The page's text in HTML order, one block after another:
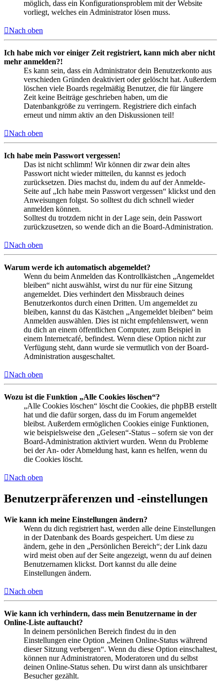
möglich, dass ein Konfigurationsproblem mit der Website
vorliegt, welches ein Administrator lösen muss.
Nach oben
Ich habe mich vor einiger Zeit registriert, kann mich aber nicht
mehr anmelden?!
Es kann sein, dass ein Administrator dein Benutzerkonto aus
verschieden Gründen deaktiviert oder gelöscht hat. Außerdem
löschen viele Boards regelmäßig Benutzer, die für längere
Zeit keine Beiträge geschrieben haben, um die
Datenbankgröße zu verringern. Registriere dich einfach
erneut und nimm aktiv an den Diskussionen teil!
Nach oben
Ich habe mein Passwort vergessen!
Das ist nicht schlimm! Wir können dir zwar dein altes
Passwort nicht wieder mitteilen, du kannst es jedoch
zurücksetzen. Dies machst du, indem du auf der Anmelde-
Seite auf „Ich habe mein Passwort vergessen“ klickst und den
Anweisungen folgst. So solltest du dich schnell wieder
anmelden können.
Solltest du trotzdem nicht in der Lage sein, dein Passwort
zurückzusetzen, so wende dich an die Board-Administration.
Nach oben
Warum werde ich automatisch abgemeldet?
Wenn du beim Anmelden das Kontrollkästchen „Angemeldet
bleiben“ nicht auswählst, wirst du nur für eine Sitzung
angemeldet. Dies verhindert den Missbrauch deines
Benutzerkontos durch einen Dritten. Um angemeldet zu
bleiben, kannst du das Kästchen „Angemeldet bleiben“ beim
Anmelden auswählen. Dies ist nicht empfehlenswert, wenn
du dich an einem öffentlichen Computer, zum Beispiel in
einem Internetcafé, befindest. Wenn diese Option nicht zur
Verfügung steht, dann wurde sie vermutlich von der Board-
Administration ausgeschaltet.
Nach oben
Wozu ist die Funktion „Alle Cookies löschen“?
„Alle Cookies löschen“ löscht die Cookies, die phpBB erstellt
hat und die dafür sorgen, dass du im Forum angemeldet
bleibst. Außerdem ermöglichen Cookies einige Funktionen,
wie beispielsweise den „Gelesen“-Status – sofern sie von der
Board-Administration aktiviert wurden. Wenn du Probleme
bei der An- oder Abmeldung hast, kann es helfen, wenn du
die Cookies löscht.
Nach oben
Benutzerpräferenzen und -einstellungen
Wie kann ich meine Einstellungen ändern?
Wenn du dich registriert hast, werden alle deine Einstellungen
in der Datenbank des Boards gespeichert. Um diese zu
ändern, gehe in den „Persönlichen Bereich“; der Link dazu
wird meist oben auf der Seite angezeigt, wenn du auf deinen
Benutzernamen klickst. Dort kannst du alle deine
Einstellungen ändern.
Nach oben
Wie kann ich verhindern, dass mein Benutzername in der
Online-Liste auftaucht?
In deinem persönlichen Bereich findest du in den
Einstellungen eine Option „Meinen Online-Status während
dieser Sitzung verbergen“. Wenn du diese Option einschaltest,
können nur Administratoren, Moderatoren und du selbst
deinen Online-Status sehen. Du wirst dann als unsichtbarer
Besucher gezählt.